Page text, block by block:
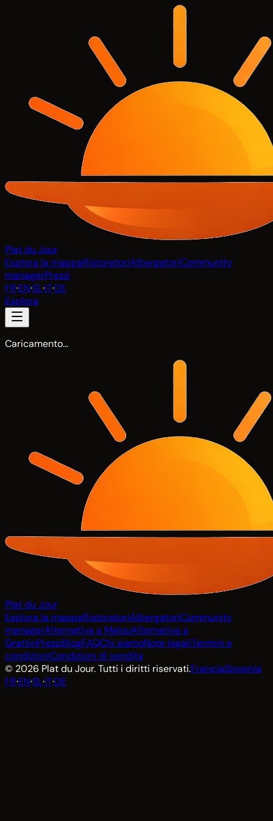
Plat du Jour
Esplora la mappaRistoratoriAlbergatoriCommunity
managerPrezzi
FR·EN·SL·IT·DE
Esplora
Caricamento…
Plat du Jour
Esplora la mappaRistoratoriAlbergatoriCommunity
managerAlternativa a MalouAlternativa a
GrattinPrezziBlogFAQChi siamoNote legaliTermini e
condizioniCondizioni di vendita
© 2026 Plat du Jour. Tutti i diritti riservati.FranciaSlovenia
FR·EN·SL·IT·DE